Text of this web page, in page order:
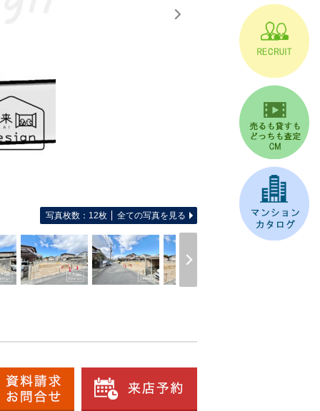
写真枚数：12枚 全ての写真を見る